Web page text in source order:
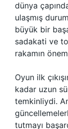
dünya
ulaşmış
büyük bir
sadakati ve
rakamın
Oyun ilk
kadar uzun
temkinliydi.
tutmayı